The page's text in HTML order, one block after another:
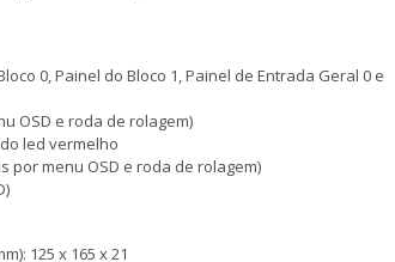
0, Painel do Bloco 1, Painel de Entrada Geral 0 e
OSD e roda de rolagem)
led vermelho
por menu OSD e roda de rolagem)
125 x 165 x 21